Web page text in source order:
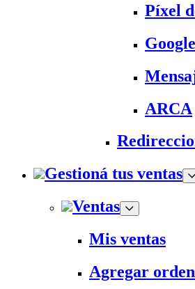
Píxel
Google
ARCA
Gestioná tus ventas
Ventas
Mis ventas
Agregar